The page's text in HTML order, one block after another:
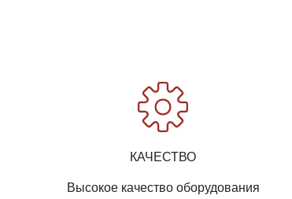
КАЧЕСТВО
Высокое качество оборудования